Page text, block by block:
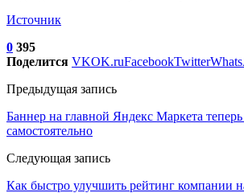
Источник
0 395
Поделится VKOK.ruFacebookTwitter
Предыдущая запись
Баннер на главной Яндекс Маркета
самостоятельно
Следующая запись
Как быстро улучшить рейтинг компании